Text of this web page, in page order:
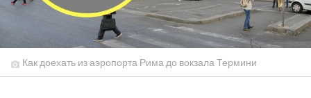
Как доехать из аэропорта Рима до вокзала Термини